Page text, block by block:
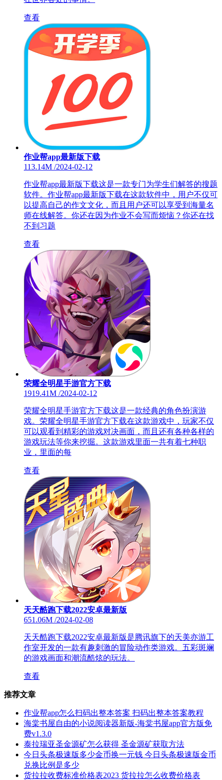
查看
作业帮app最新版下载
113.14M /2024-02-12
作业帮app最新版下载这是一款专门为学生们解答的搜题
软件。作业帮app最新版下载在这款软件中，用户不仅可
以提高自己的作文文化，而且用户还可以享受到海量名
师在线解答。你还在因为作业不会写而烦恼？你还在找
不到习题
查看
荣耀全明星手游官方下载
1919.41M /2024-02-12
荣耀全明星手游官方下载这是一款经典的角色扮演游
戏。荣耀全明星手游官方下载在这款游戏中，玩家不仅
可以观看到精彩的游戏对决画面，而且还有各种各样的
游戏玩法等你来挖掘。这款游戏里面一共有着七种职
业，里面的每
查看
天天酷跑下载2022安卓最新版
651.06M /2024-02-08
天天酷跑下载2022安卓最新版是腾讯旗下的天美亦游工
作室开发的一款有趣刺激的冒险动作类游戏。五彩斑斓
的游戏画面和潮流酷炫的玩法。
查看
推荐文章
作业帮app怎么扫码出整本答案 扫码出整本答案教程
海棠书屋自由的小说阅读器新版-海棠书屋app官方版免
费v1.3.0
泰拉瑞亚圣金源矿怎么获得 圣金源矿获取方法
今日头条极速版多少金币换一元钱 今日头条极速版金币
兑换比例是多少
货拉拉收费标准价格表2023 货拉拉怎么收费价格表